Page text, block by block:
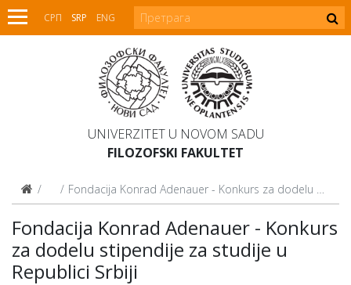
СРП SRP ENG
UNIVERZITET U NOVOM SADU
FILOZOFSKI FAKULTET
VestiFondacija Konrad Adenauer - Konkurs za dodelu stipendije za studije u Republici Srbiji
Fondacija Konrad Adenauer - Konkurs
za dodelu stipendije za studije u
Republici Srbiji